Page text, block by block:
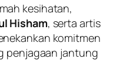
kesihatan,
Hisham, serta artis
komitmen
penjagaan jantung